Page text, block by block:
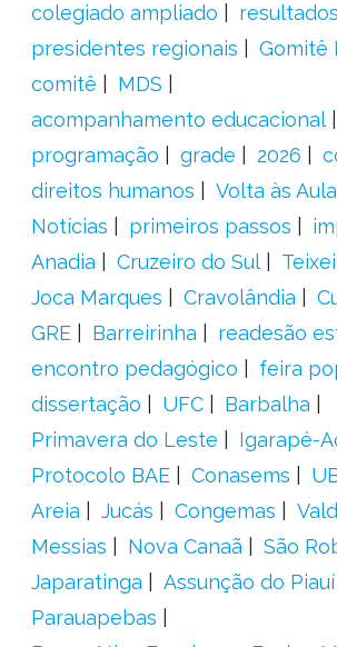
colegiado ampliado
resultados
presidentes regionais
Gomitê
comitê
MDS
acompanhamento educacional
programação
grade 2026
direitos humanos
Volta às
Notícias
primeiros passos
Anadia
Cruzeiro do Sul
Joca Marques
Cravolândia
GRE
Barreirinha
readesão
encontro pedagógico
feira
dissertação
UFC
Barbalha
Primavera do Leste
Igarapé-
Protocolo BAE
Conasems
Areia
Jucás Congemas
Messias
Nova Canaã
São
Japaratinga
Assunção do Piauí
Parauapebas